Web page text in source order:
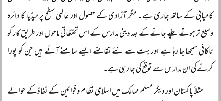
کامیابی کے ساتھ جاری ہے۔ مگر آزادی کے حصول اور عالمی سطح پر میڈیا کا دائرہ
وسیع تر ہوتے چلے جانے کے بعد دینی مدارس کے اس تحفظاتی ماحول اور طریق کار کو
ناکافی سمجھا جا رہا ہے اور بہت سے نئے تقاضے ایسے سامنے آئے ہیں جن کو پورا
کرنے کی ان مدارس سے توقع کی جا رہی ہے۔
مثلاً پاکستان اور دیگر مسلم ممالک میں اسلامی نظام و قوانین کے نفاذ کے حوالے